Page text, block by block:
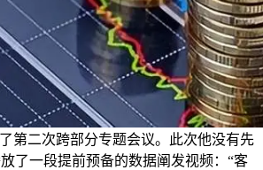
第二次跨部分专题会议。此次他没有先
了一段提前预备的数据阐发视频：“客